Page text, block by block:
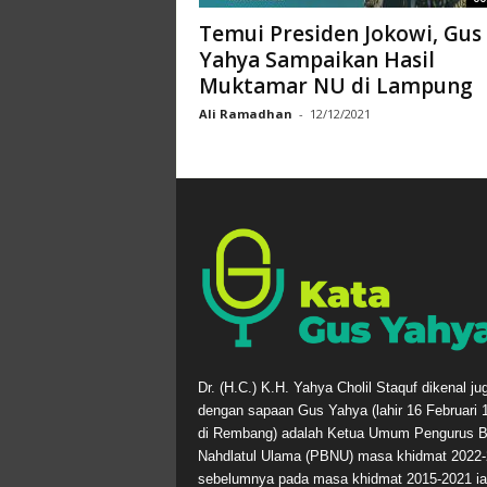
Temui Presiden Jokowi, Gus
Yahya Sampaikan Hasil
Muktamar NU di Lampung
Ali Ramadhan - 12/12/2021
Dr. (H.C.) K.H. Yahya Cholil Staquf dikenal
dengan sapaan Gus Yahya (lahir 16 Februari
di Rembang) adalah Ketua Umum Pengurus
Nahdlatul Ulama (PBNU) masa khidmat 2022-
sebelumnya pada masa khidmat 2015-2021 ia